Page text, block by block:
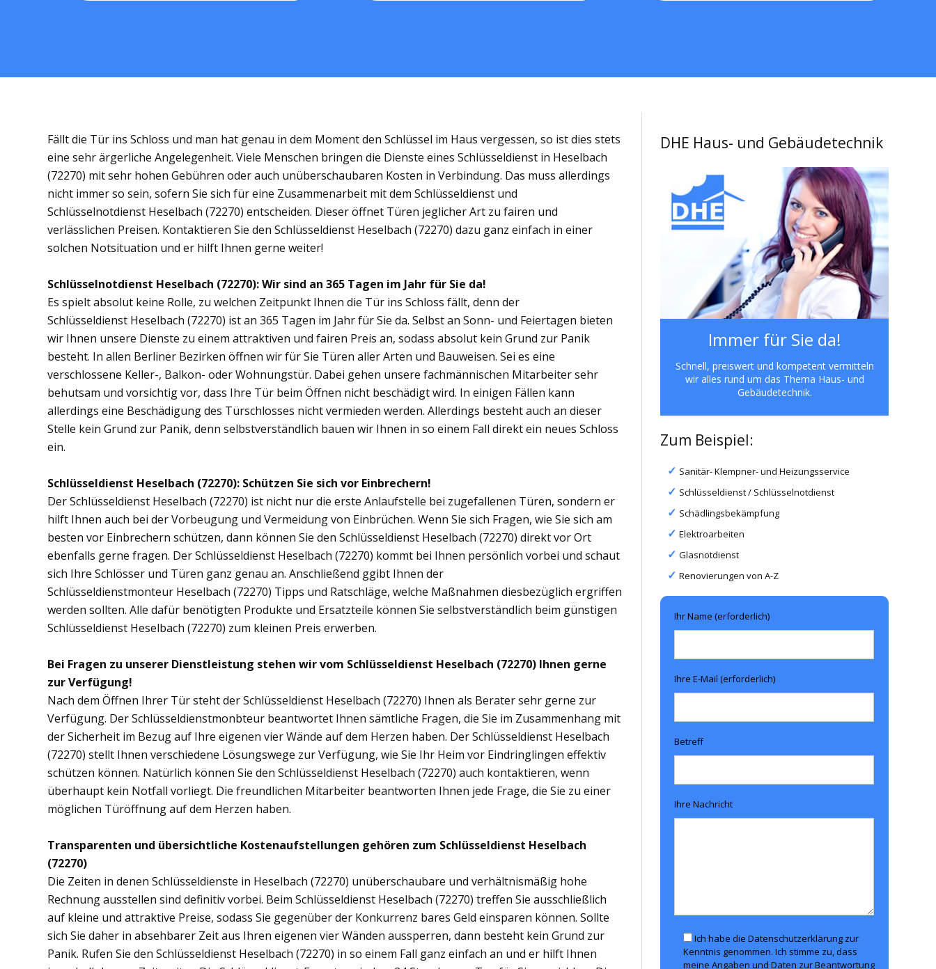
DHE Haus- und Gebäudetechnik
Immer für Sie da!
Schnell, preiswert und kompetent vermitteln
wir alles rund um das Thema Haus- und
Gebäudetechnik.
Zum Beispiel:
Sanitär- Klempner- und Heizungsservice
Schlüsseldienst / Schlüsselnotdienst
Schädlingsbekämpfung
Elektroarbeiten
Glasnotdienst
Renovierungen von A-Z
Ihr Name (erforderlich)
Ihre E-Mail (erforderlich)
Betreff
Ihre Nachricht
Ich habe die Datenschutzerklärung zur
Kenntnis genommen. Ich stimme zu, dass
meine Angaben und Daten zur Beantwortung
Fällt die Tür ins Schloss und man hat genau in dem Moment den Schlüssel im Haus vergessen, so ist dies stets
eine sehr ärgerliche Angelegenheit. Viele Menschen bringen die Dienste eines Schlüsseldienst in Heselbach
(72270) mit sehr hohen Gebühren oder auch unüberschaubaren Kosten in Verbindung. Das muss allerdings
nicht immer so sein, sofern Sie sich für eine Zusammenarbeit mit dem Schlüsseldienst und
Schlüsselnotdienst Heselbach (72270) entscheiden. Dieser öffnet Türen jeglicher Art zu fairen und
verlässlichen Preisen. Kontaktieren Sie den Schlüsseldienst Heselbach (72270) dazu ganz einfach in einer
solchen Notsituation und er hilft Ihnen gerne weiter!
Schlüsselnotdienst Heselbach (72270): Wir sind an 365 Tagen im Jahr für Sie da!
Es spielt absolut keine Rolle, zu welchen Zeitpunkt Ihnen die Tür ins Schloss fällt, denn der
Schlüsseldienst Heselbach (72270) ist an 365 Tagen im Jahr für Sie da. Selbst an Sonn- und Feiertagen bieten
wir Ihnen unsere Dienste zu einem attraktiven und fairen Preis an, sodass absolut kein Grund zur Panik
besteht. In allen Berliner Bezirken öffnen wir für Sie Türen aller Arten und Bauweisen. Sei es eine
verschlossene Keller-, Balkon- oder Wohnungstür. Dabei gehen unsere fachmännischen Mitarbeiter sehr
behutsam und vorsichtig vor, dass Ihre Tür beim Öffnen nicht beschädigt wird. In einigen Fällen kann
allerdings eine Beschädigung des Türschlosses nicht vermieden werden. Allerdings besteht auch an dieser
Stelle kein Grund zur Panik, denn selbstverständlich bauen wir Ihnen in so einem Fall direkt ein neues Schloss
ein.
Schlüsseldienst Heselbach (72270): Schützen Sie sich vor Einbrechern!
Der Schlüsseldienst Heselbach (72270) ist nicht nur die erste Anlaufstelle bei zugefallenen Türen, sondern er
hilft Ihnen auch bei der Vorbeugung und Vermeidung von Einbrüchen. Wenn Sie sich Fragen, wie Sie sich am
besten vor Einbrechern schützen, dann können Sie den Schlüsseldienst Heselbach (72270) direkt vor Ort
ebenfalls gerne fragen. Der Schlüsseldienst Heselbach (72270) kommt bei Ihnen persönlich vorbei und schaut
sich Ihre Schlösser und Türen ganz genau an. Anschließend ggibt Ihnen der
Schlüsseldienstmonteur Heselbach (72270) Tipps und Ratschläge, welche Maßnahmen diesbezüglich ergriffen
werden sollten. Alle dafür benötigten Produkte und Ersatzteile können Sie selbstverständlich beim günstigen
Schlüsseldienst Heselbach (72270) zum kleinen Preis erwerben.
Bei Fragen zu unserer Dienstleistung stehen wir vom Schlüsseldienst Heselbach (72270) Ihnen gerne
zur Verfügung!
Nach dem Öffnen Ihrer Tür steht der Schlüsseldienst Heselbach (72270) Ihnen als Berater sehr gerne zur
Verfügung. Der Schlüsseldienstmonbteur beantwortet Ihnen sämtliche Fragen, die Sie im Zusammenhang mit
der Sicherheit im Bezug auf Ihre eigenen vier Wände auf dem Herzen haben. Der Schlüsseldienst Heselbach
(72270) stellt Ihnen verschiedene Lösungswege zur Verfügung, wie Sie Ihr Heim vor Eindringlingen effektiv
schützen können. Natürlich können Sie den Schlüsseldienst Heselbach (72270) auch kontaktieren, wenn
überhaupt kein Notfall vorliegt. Die freundlichen Mitarbeiter beantworten Ihnen jede Frage, die Sie zu einer
möglichen Türöffnung auf dem Herzen haben.
Transparenten und übersichtliche Kostenaufstellungen gehören zum Schlüsseldienst Heselbach
(72270)
Die Zeiten in denen Schlüsseldienste in Heselbach (72270) unüberschaubare und verhältnismäßig hohe
Rechnung ausstellen sind definitiv vorbei. Beim Schlüsseldienst Heselbach (72270) treffen Sie ausschließlich
auf kleine und attraktive Preise, sodass Sie gegenüber der Konkurrenz bares Geld einsparen können. Sollte
sich Sie daher in absehbarer Zeit aus Ihren eigenen vier Wänden aussperren, dann besteht kein Grund zur
Panik. Rufen Sie den Schlüsseldienst Heselbach (72270) in so einem Fall ganz einfach an und er hilft Ihnen